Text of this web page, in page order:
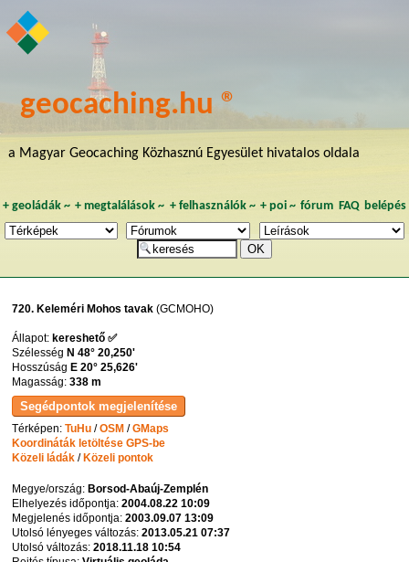
geocaching.hu ®
a Magyar Geocaching Közhasznú Egyesület hivatalos oldala
+ geoládák~ +megtalálások ~ + felhasználók~ + poi~ fórum FAQ belépés
720. Keleméri Mohos tavak (GCMOHO)
Állapot: kereshető ✅
Szélesség N 48° 20,250'
Hosszúság E 20° 25,626'
Magasság:338 m
Térképen:TuHu /OSM /GMaps
Koordináták letöltése GPS-be
Közeli ládák / Közeli pontok
Megye/ország: Borsod-Abaúj-Zemplén
Elhelyezés időpontja:2004.08.22 10:09
Megjelenés időpontja:2003.09.07 13:09
Utolsó lényeges változás:2013.05.21 07:37
Utolsó változás:2018.11.18 10:54